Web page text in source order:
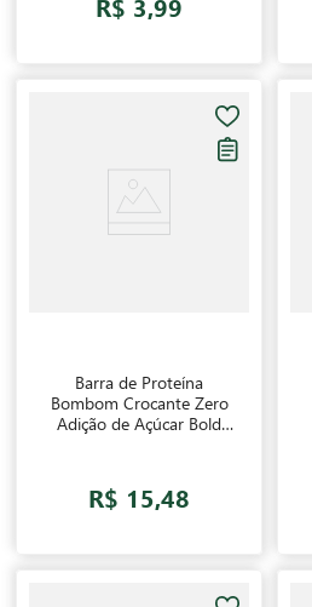
R$ 3,99
Barra de Proteína
Bombom Crocante Zero
Adição de Açúcar Bold
R$ 15,48